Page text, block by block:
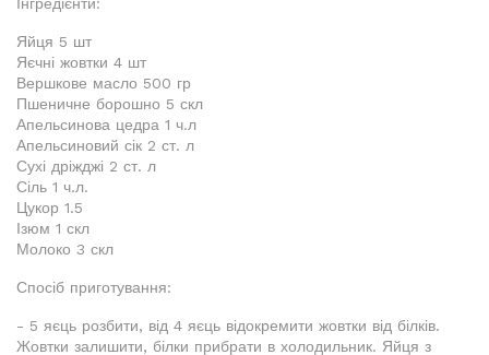
Яйця 5 шт
Яєчні жовтки 4 шт
Вершкове масло 500 гр
Пшеничне борошно 5 скл
Апельсинова цедра 1 ч.л
Апельсиновий сік 2 ст. л
Сухі дріжджі 2 ст. л
Сіль 1 ч.л.
Цукор 1.5
Ізюм 1 скл
Молоко 3 скл
Спосіб приготування:
- 5 яєць розбити, від 4 яєць відокремити жовтки від білків.
Жовтки залишити, білки прибрати в холодильник. Яйця з